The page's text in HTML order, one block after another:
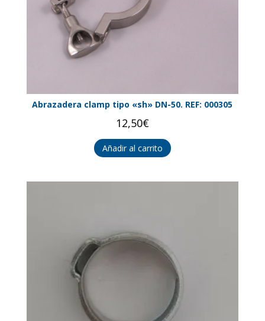
Abrazadera clamp tipo «sh» DN-50. REF: 000305
12,50€
Añadir al carrito